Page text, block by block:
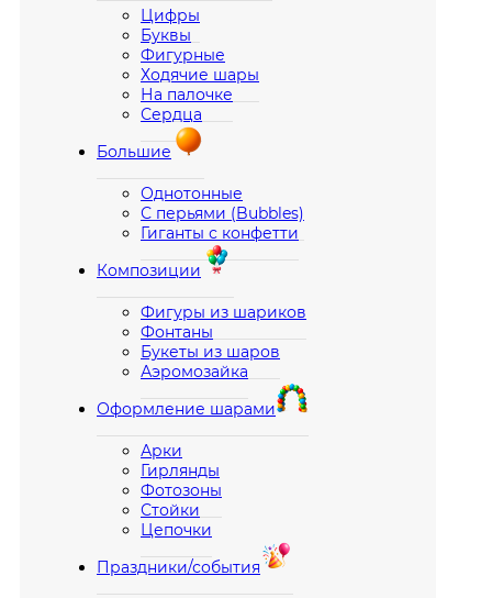
Цифры
Буквы
Фигурные
Ходячие шары
На палочке
Сердца
Большие
Однотонные
С перьями (Bubbles)
Гиганты с конфетти
Композиции
Фигуры из шариков
Фонтаны
Букеты из шаров
Аэромозайка
Оформление шарами
Арки
Гирлянды
Фотозоны
Стойки
Цепочки
Праздники/события